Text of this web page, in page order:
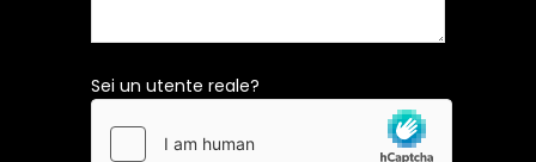
Sei un utente reale?